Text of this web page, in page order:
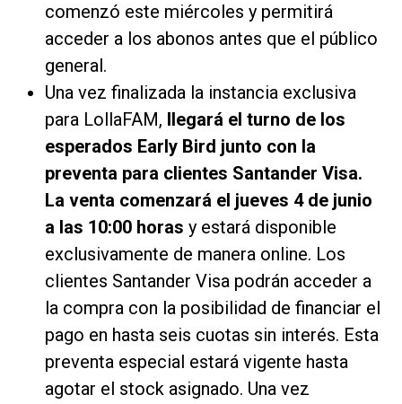
comenzó este miércoles y permitirá
acceder a los abonos antes que el público
general.
Una vez finalizada la instancia exclusiva
para LollaFAM, llegará el turno de los
esperados Early Bird junto con la
preventa para clientes Santander Visa.
La venta comenzará el jueves 4 de junio
a las 10:00 horas y estará disponible
exclusivamente de manera online. Los
clientes Santander Visa podrán acceder a
la compra con la posibilidad de financiar el
pago en hasta seis cuotas sin interés. Esta
preventa especial estará vigente hasta
agotar el stock asignado. Una vez